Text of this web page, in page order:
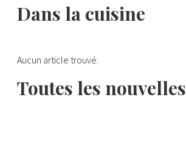
Dans la cuisine
Aucun article trouvé.
Toutes les nouvelles